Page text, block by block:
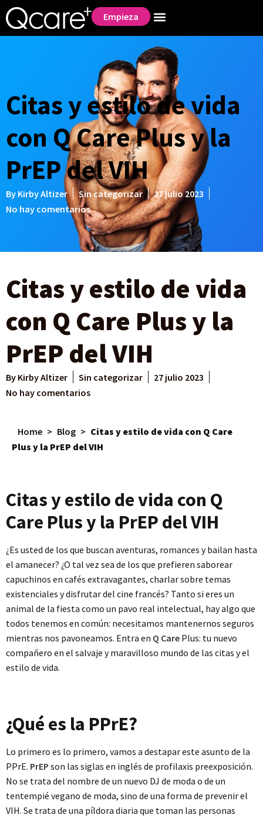
Empieza
Citas y estilo de vida
con Q Care Plus y la
PrEP del VIH
By Kirby Altizer Sin categorizar
27 julio 2023
No hay comentarios
Citas y estilo de vida
con Q Care Plus y la
PrEP del VIH
By Kirby Altizer Sin categorizar
27 julio 2023
No hay comentarios
Home > Blog > Citas y estilo de vida con Q Care
Plus y la PrEP del VIH
Citas y estilo de vida con Q
Care Plus y la PrEP del VIH
¿Es usted de los que buscan aventuras, romances y bailan hasta
el amanecer? ¿O tal vez sea de los que prefieren saborear
capuchinos en cafés extravagantes, charlar sobre temas
existenciales y disfrutar del cine francés? Tanto si eres un
animal de la fiesta como un pavo real intelectual, hay algo que
todos tenemos en común: necesitamos mantenernos seguros
mientras nos pavoneamos. Entra en Q Care Plus: tu nuevo
compañero en el salvaje y maravilloso mundo de las citas y el
estilo de vida.
¿Qué es la PPrE?
Lo primero es lo primero, vamos a destapar este asunto de la
PPrE. PrEP son las siglas en inglés de profilaxis preexposición.
No se trata del nombre de un nuevo DJ de moda o de un
tentempié vegano de moda, sino de una forma de prevenir el
VIH. Se trata de una píldora diaria que toman las personas